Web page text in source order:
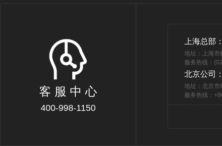
客 服 中 心
400-998-1150
上海总部
地址：上海
服务热线：
北京公司
地址：北京市
服务热线：